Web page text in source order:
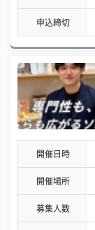
申込締切
開催日時
開催場所
募集人数